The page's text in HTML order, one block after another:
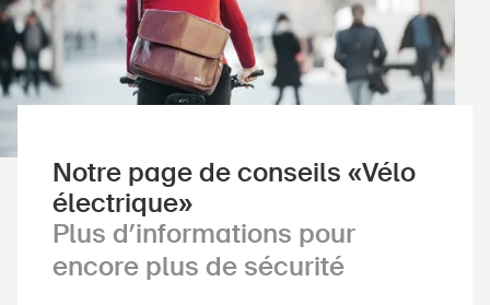
Notre page de conseils «Vélo
électrique»
Plus d’informations pour
encore plus de sécurité